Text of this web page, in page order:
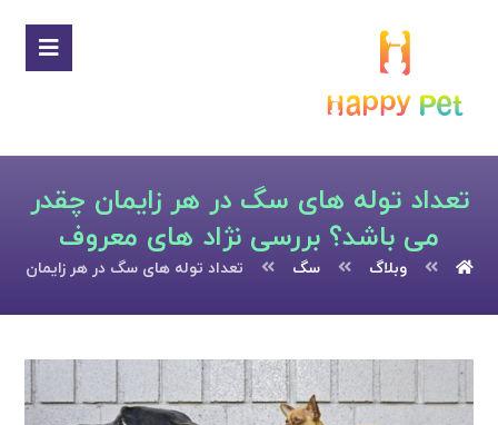
تعداد توله های سگ در هر زایمان چقدر
می باشد؟ بررسی نژاد های معروف
وبلاگ سگ تعداد توله های سگ در هر زایمان